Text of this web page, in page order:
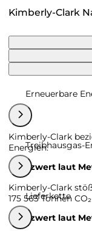
Kimberly-Clark
Erneuerbare
Kimberly-Clark
Energien.
Grenzwert laut
Treibhausgas-
Kimberly-Clark
175 563 Tonnen
Grenzwert laut
Lieferkette